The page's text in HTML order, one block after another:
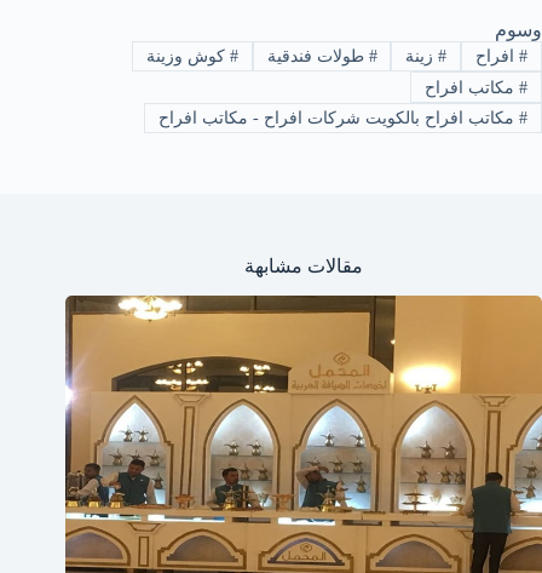
وسوم
#افراح #زينة # طولات فندقية # كوش وزينة
#مكاتب افراح
#مكاتب افراح بالكويت شركات افراح - مكاتب افراح
مقالات مشابهة